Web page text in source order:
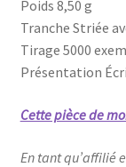
Poids 8,50 g
Tranche Striée
Tirage 5000
Présentation
Cette pièce de
En tant qu’affilié